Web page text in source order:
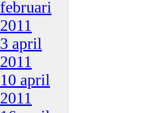
februari
2011
3 april
2011
10 april
2011